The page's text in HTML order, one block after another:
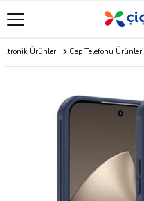
Ürünler Cep Telefonu Ürünleri